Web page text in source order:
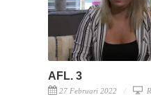
AFL. 3
27 Februari 2022